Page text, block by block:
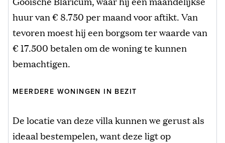
huur van € 8.750 per maand voor aftikt. Van
tevoren moest hij een borgsom ter waarde van
€ 17.500 betalen om de woning te kunnen
bemachtigen.
MEERDERE WONINGEN IN BEZIT
De locatie van deze villa kunnen we gerust als
ideaal bestempelen, want deze ligt op